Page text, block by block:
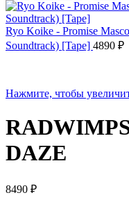
Ryo Koike - Promise
Soundtrack) [Tape] 4890 ₽
Нажмите, чтобы
DAZE
8490 ₽